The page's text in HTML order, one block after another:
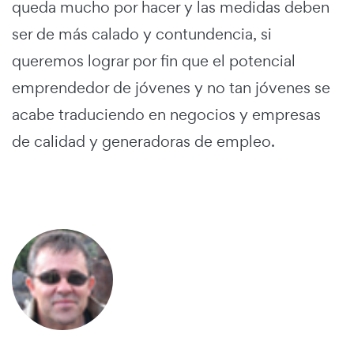
queda mucho por hacer y las medidas deben
ser de más calado y contundencia, si
queremos lograr por fin que el potencial
emprendedor de jóvenes y no tan jóvenes se
acabe traduciendo en negocios y empresas
de calidad y generadoras de empleo.